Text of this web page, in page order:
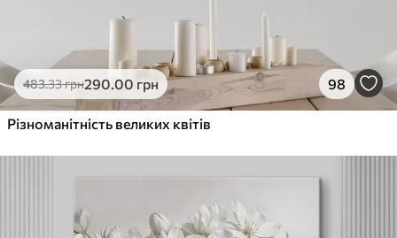
483.33грн290.00 грн 98
Різноманітність великих квітів